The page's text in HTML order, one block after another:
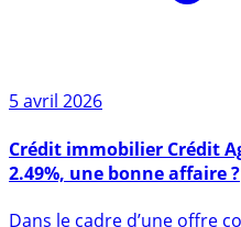
5 avril 2026
2.49%, une bonne affaire ?